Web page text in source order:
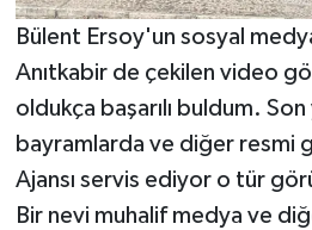
Bülent Ersoy'un sosyal
Anıtkabir de çekilen video
oldukça başarılı buldum. Son
bayramlarda ve diğer resmi
Ajansı servis ediyor o tür
Bir nevi muhalif medya ve